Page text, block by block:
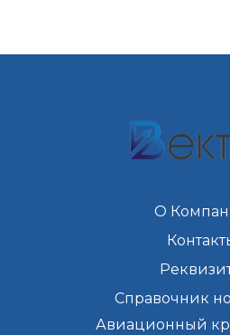
О
Справочник
Авиационный